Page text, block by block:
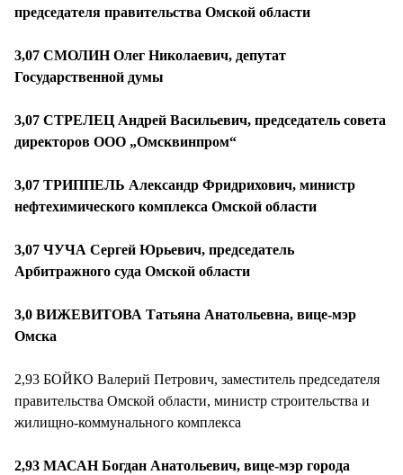
председателя правительства Омской области
3,07 СМОЛИН Олег Николаевич, депутат
Государственной думы
3,07 СТРЕЛЕЦ Андрей Васильевич, председатель совета
директоров ООО „Омсквинпром“
3,07 ТРИППЕЛЬ Александр Фридрихович, министр
нефтехимического комплекса Омской области
3,07 ЧУЧА Сергей Юрьевич, председатель
Арбитражного суда Омской области
3,0 ВИЖЕВИТОВА Татьяна Анатольевна, вице-мэр
Омска
2,93 БОЙКО Валерий Петрович, заместитель председателя
правительства Омской области, министр строительства и
жилищно-коммунального комплекса
2,93 МАСАН Богдан Анатольевич, вице-мэр города